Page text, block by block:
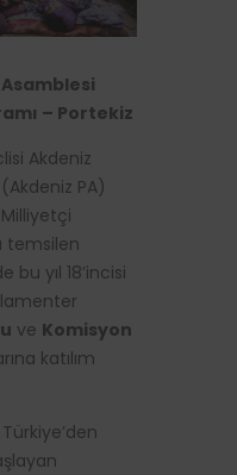
– Portekiz
Akdeniz
PA)
temsilen
bu yıl 18’incisi
ve Komisyon
katılım